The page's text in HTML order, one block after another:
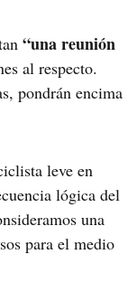
“una reunión
al respecto.
pondrán encima
leve en
lógica del
una
para el medio